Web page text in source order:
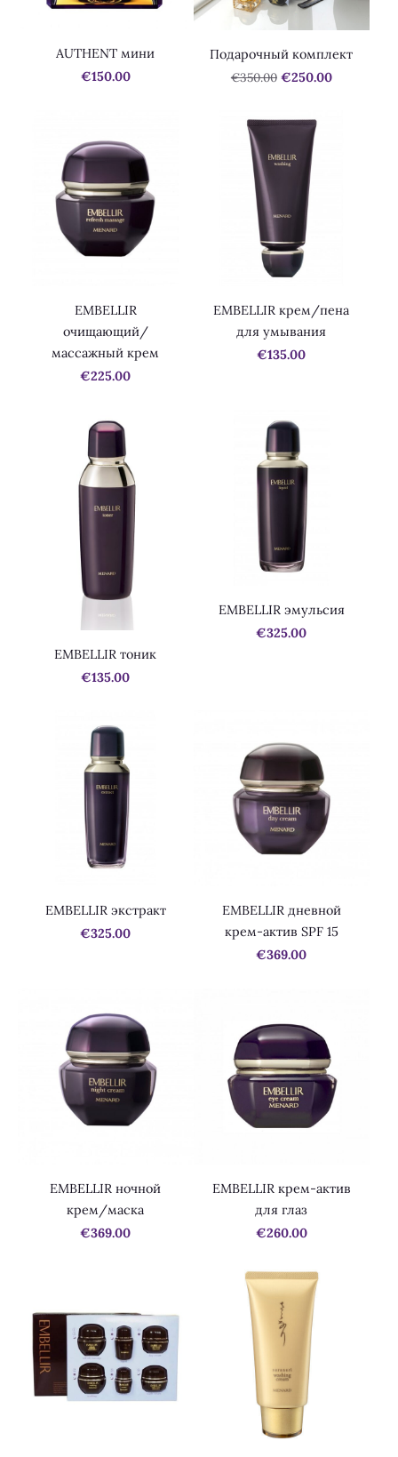
AUTHENT мини
€150.00
Подарочный комплект
€350.00 €250.00
EMBELLIR
очищающий/
массажный крем
€225.00
EMBELLIR крем/пена
для умывания
€135.00
EMBELLIR тоник
€135.00
EMBELLIR эмульсия
€325.00
EMBELLIR экстракт
€325.00
EMBELLIR дневной
крем-актив SPF 15
€369.00
EMBELLIR ночной
крем/маска
€369.00
EMBELLIR крем-актив
для глаз
€260.00